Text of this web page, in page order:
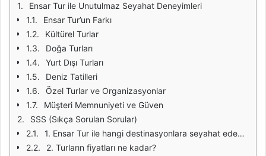
Ensar Tur ile Unutulmaz Seyahat Deneyimleri
Ensar Tur’un Farkı
Kültürel Turlar
Doğa Turları
Yurt Dışı Turları
Deniz Tatilleri
Özel Turlar ve Organizasyonlar
Müşteri Memnuniyeti ve Güven
SSS (Sıkça Sorulan Sorular)
1. Ensar Tur ile hangi destinasyonlara seyahat edebilirim?
2. Turların fiyatları ne kadar?